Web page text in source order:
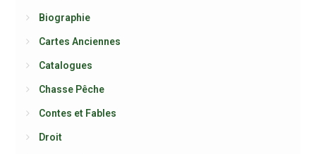
Biographie
Cartes Anciennes
Catalogues
Chasse Pêche
Contes et Fables
Droit